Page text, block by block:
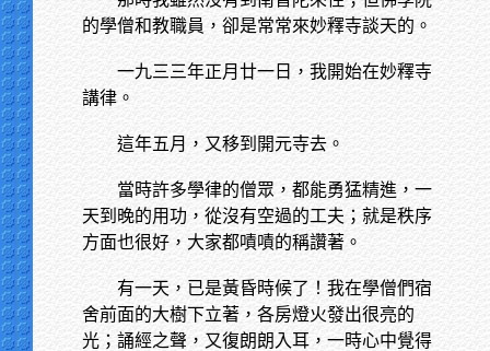
的學僧和教職員，卻是常常來妙釋寺談天的。
一九三三年正月廿一日，我開始在妙釋寺
講律。
這年五月，又移到開元寺去。
當時許多學律的僧眾，都能勇猛精進，一
天到晚的用功，從沒有空過的工夫；就是秩序
方面也很好，大家都嘖嘖的稱讚著。
有一天，已是黃昏時候了！我在學僧們宿
舍前面的大樹下立著，各房燈火發出很亮的
光；誦經之聲，又復朗朗入耳，一時心中覺得